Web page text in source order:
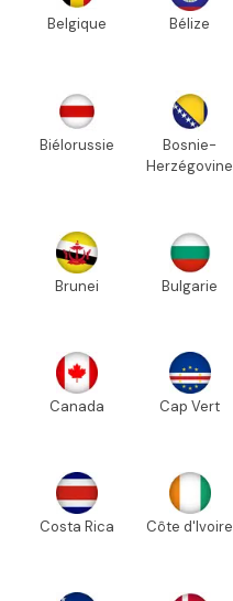
Belgique Bélize
Biélorussie
Bosnie-
Herzégovine
Brunei Bulgarie
Canada Cap Vert
Costa Rica Côte d'Ivoire